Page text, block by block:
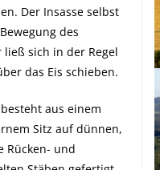
Der Insasse selbst
des
sich in der Regel
das Eis schieben.
aus einem
Sitz auf dünnen,
Rücken- und